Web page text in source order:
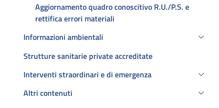
Aggiornamento quadro conoscitivo R.U./P.S. e
rettifica errori materiali
Informazioni ambientali
Strutture sanitarie private accreditate
Interventi straordinari e di emergenza
Altri contenuti